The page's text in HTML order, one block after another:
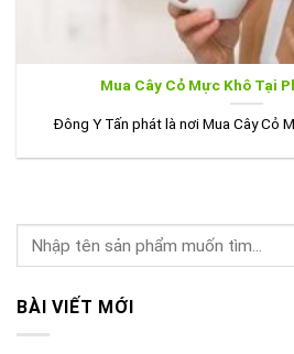
Mua Cây Cỏ Mực Khô Tại
Đông Y Tấn phát là nơi Mua Cây Cỏ
BÀI VIẾT MỚI